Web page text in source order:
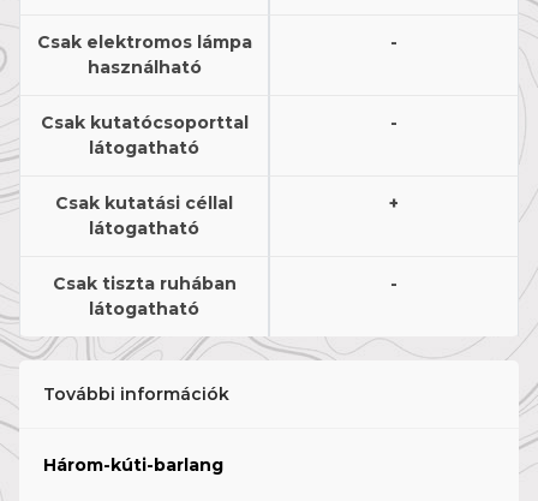
Csak elektromos lámpa
használható
-
Csak kutatócsoporttal
látogatható
-
Csak kutatási céllal
látogatható
+
Csak tiszta ruhában
látogatható
-
További információk
Három-kúti-barlang